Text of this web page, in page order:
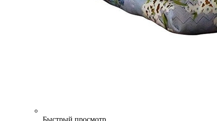
Быстрый просмотр